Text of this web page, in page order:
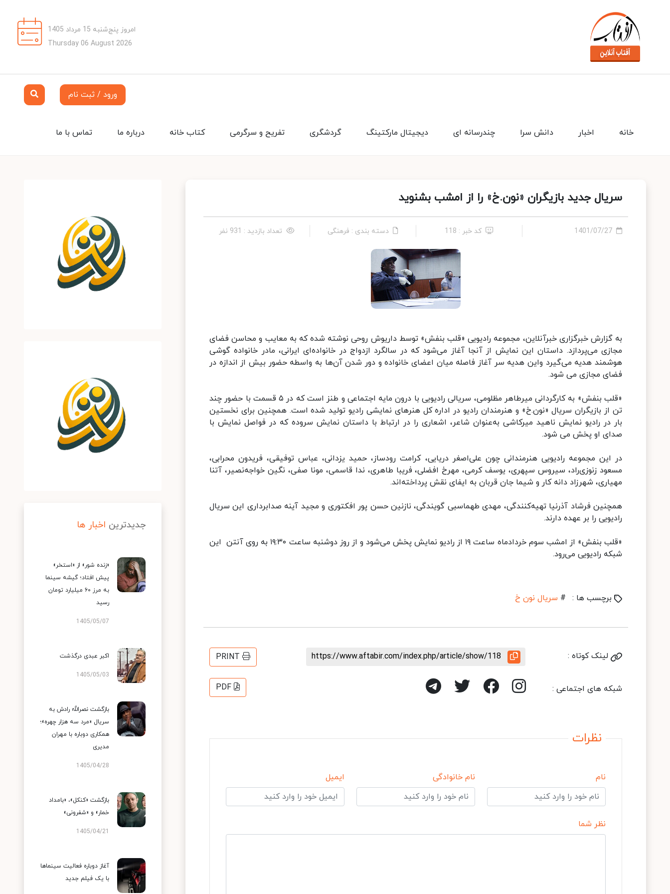
امروز پنج‌شنبه 15 مرداد 1405
Thursday 06 August 2026
ورود / ثبت نام
تماس با ما درباره ما کتاب خانه تفریح و سرگرمی گردشگری دیجیتال مارکتینگ چندرسانه ای دانش سرا اخبار خانه
سریال جدید بازیگران «نون.خ» را از امشب بشنوید
1401/07/27 کد خبر : 118 دسته بندی : فرهنگی تعداد بازدید : 931 نفر
به گزارش خبرگزاری خبرآنلاین، مجموعه رادیویی «قلب بنفش» توسط داریوش روحی نوشته شده که به معایب و محاسن فضای
مجازی می‌پردازد. داستان این نمایش از آنجا آغاز می‌شود که در سالگرد ازدواج در خانواده‌ای ایرانی، مادر خانواده گوشی
هوشمند هدیه می‌گیرد واین هدیه سر آغاز فاصله میان اعضای خانواده و دور شدن آن‌ها به واسطه حضور بیش از اندازه در
فضای مجازی می شود.
«قلب بنفش» به کارگردانی میرطاهر مظلومی، سریالی رادیویی با درون مایه اجتماعی و طنز است که در ۵ قسمت با حضور چند
تن از بازیگران سریال «نون.خ» و هنرمندان رادیو در اداره کل هنرهای نمایشی رادیو تولید شده است. همچنین برای نخستین
بار در رادیو نمایش ناهید میرکاشی به‌عنوان شاعر، اشعاری را در ارتباط با داستان نمایش سروده که در فواصل نمایش با
صدای او پخش می شود.
در این مجموعه رادیویی هنرمندانی چون علی‌اصغر دریایی، کرامت رودساز، حمید یزدانی، عباس توفیقی، فریدون محرابی،
مسعود زنوزی‌راد، سیروس سپهری، یوسف کرمی، مهرخ افضلی، فریبا طاهری، ندا قاسمی، مونا صفی، نگین خواجه‌نصیر، آتنا
مهیاری، شهرزاد دانه کار و شیما جان قربان به ایفای نقش پرداخته‌اند.
همچنین فرشاد آذرنیا تهیه‌کنندگی، مهدی طهماسبی گویندگی، نازنین حسن پور افکتوری و مجید آینه صدابرداری این سریال
رادیویی را بر عهده دارند.
«قلب بنفش» از امشب سوم خردادماه ساعت ۱۹ از رادیو نمایش پخش می‌شود و از روز دوشنبه ساعت ۱۹:۳۰ به روی آنتن این
شبکه رادیویی می‌رود.
برچسب ها : # سریال نون خ
لینک کوتاه : https://www.aftabir.com/index.php/article/show/118
PRINT
شبکه های اجتماعی : PDF
نظرات
نام نام خانوادگی ایمیل
نظر شما
جدیدترین اخبار ها
«زنده شور» از «استخر»
پیش افتاد؛ گیشه سینما
به مرز ۶۰ میلیارد تومان
رسید
1405/05/07
اکبر عبدی درگذشت
1405/05/03
بازگشت نصرالله رادش به
سریال «مرد سه هزار چهره»؛
همکاری دوباره با مهران
مدیری
1405/04/28
بازگشت «کنکل»، «بامداد
خمار» و «شفرونی»
1405/04/21
آغاز دوباره فعالیت سینماها
با یک فیلم جدید